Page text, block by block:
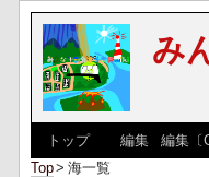
み
トップ] [ 編集| 編集〔
Top> 海一覧